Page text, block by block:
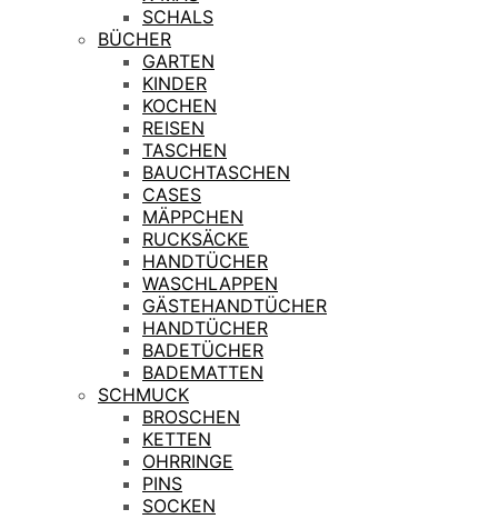
SCHALS
BÜCHER
GARTEN
KINDER
KOCHEN
REISEN
TASCHEN
BAUCHTASCHEN
CASES
MÄPPCHEN
RUCKSÄCKE
HANDTÜCHER
WASCHLAPPEN
GÄSTEHANDTÜCHER
HANDTÜCHER
BADETÜCHER
BADEMATTEN
SCHMUCK
BROSCHEN
KETTEN
OHRRINGE
PINS
SOCKEN